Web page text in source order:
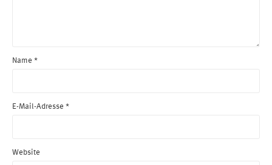
Name *
E-Mail-Adresse *
Website